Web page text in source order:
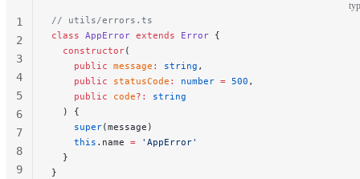
// utils/errors.ts
class AppError extends Error {
  constructor
(
    public
message : string ,
    public
statusCode : number = 500 ,
    public
code?:
string
  ) {
    super
(message)
    this
.name = 'AppError'
  }
}
1
2
3
4
5
6
7
8
9